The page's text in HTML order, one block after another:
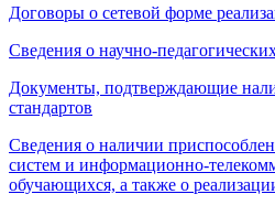
Договоры о сетевой форме
Сведения о научно-
Документы, подтверждающие
стандартов
Сведения о наличии
систем и информационно-
обучающихся, а также о